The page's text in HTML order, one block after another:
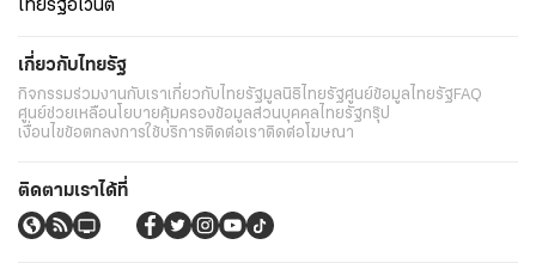
ไทยรัฐอีเวนต์
เกี่ยวกับไทยรัฐ
กิจกรรมร่วมงานกับเราเกี่ยวกับไทยรัฐมูลนิธิไทยรัฐศูนย์ข้อมูลไทยรัฐFAQ
ศูนย์ช่วยเหลือนโยบายคุ้มครองข้อมูลส่วนบุคคลไทยรัฐกรุ๊ป
เงื่อนไขข้อตกลงการใช้บริการติดต่อเราติดต่อโฆษณา
ติดตามเราได้ที่